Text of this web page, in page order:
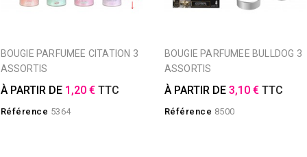
BOUGIE PARFUMEE CITATION 3
ASSORTIS
À PARTIR DE 1,20 € TTC
Référence 5364
BOUGIE PARFUMEE BULLDOG 3
ASSORTIS
À PARTIR DE 3,10 € TTC
Référence 8500